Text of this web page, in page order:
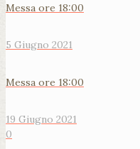
Messa ore 18:00
5 Giugno 2021
Messa ore 18:00
19 Giugno 2021
0